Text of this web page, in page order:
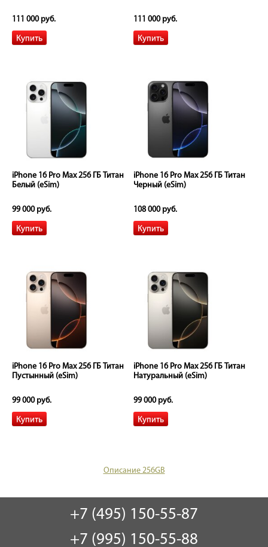
111 000 руб. 111 000 руб.
iPhone 16 Pro Max 256 ГБ Титан
Белый (eSim)
99 000 руб.
iPhone 16 Pro Max 256 ГБ Титан
Черный (eSim)
108 000 руб.
iPhone 16 Pro Max 256 ГБ Титан
Пустынный (eSim)
99 000 руб.
iPhone 16 Pro Max 256 ГБ Титан
Натуральный (eSim)
99 000 руб.
Описание 256GB
+7 (495) 150-55-87
+7 (995) 150-55-88